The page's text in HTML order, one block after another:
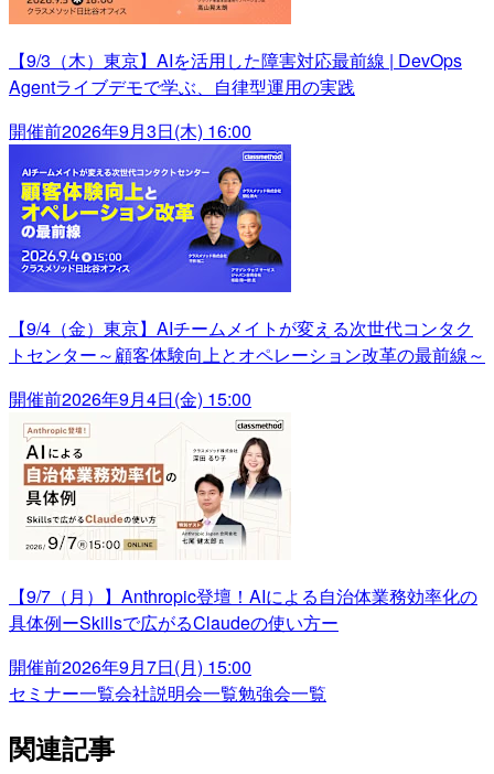
【9/3（木）東京】AIを活用した障害対応最前線 | DevOps
Agentライブデモで学ぶ、自律型運用の実践
開催前2026年9月3日(木) 16:00
【9/4（金）東京】AIチームメイトが変える次世代コンタク
トセンター～顧客体験向上とオペレーション改革の最前線～
開催前2026年9月4日(金) 15:00
【9/7（月）】Anthropic登壇！AIによる自治体業務効率化の
具体例ーSkillsで広がるClaudeの使い方ー
開催前2026年9月7日(月) 15:00
セミナー一覧会社説明会一覧勉強会一覧
関連記事